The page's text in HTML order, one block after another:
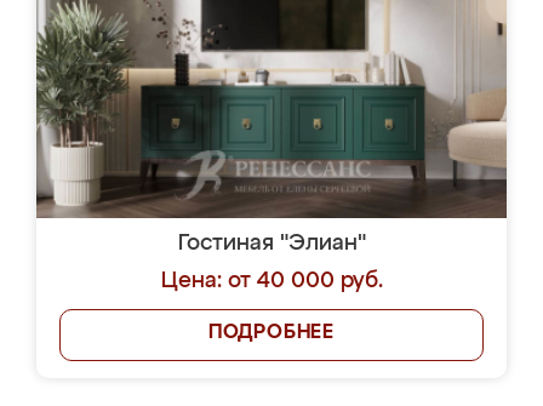
Гостиная "Элиан"
Цена: от 40 000 руб.
ПОДРОБНЕЕ